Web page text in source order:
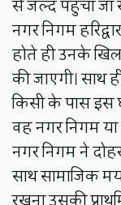
से जल्द पहुंचा जा
नगर निगम
होते ही उनके
की जाएगी।
किसी के पास इस
वह नगर निगम
नगर निगम ने
साथ सामाजिक